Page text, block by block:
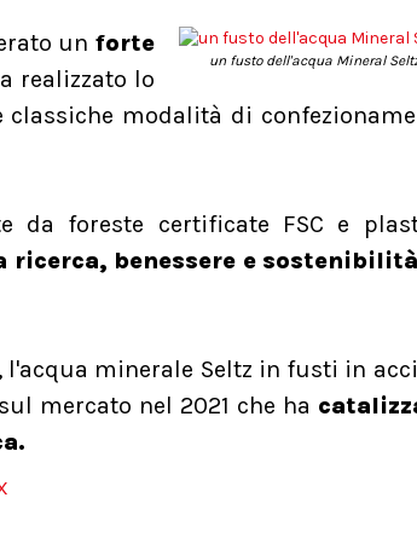
un fusto dell'acqua Mineral
un forte
realizzato lo
modalità di
da foreste certificate FSC e
ricerca, benessere e sostenibilità
, l'acqua minerale Seltz in fusti in
mercato nel 2021 che ha